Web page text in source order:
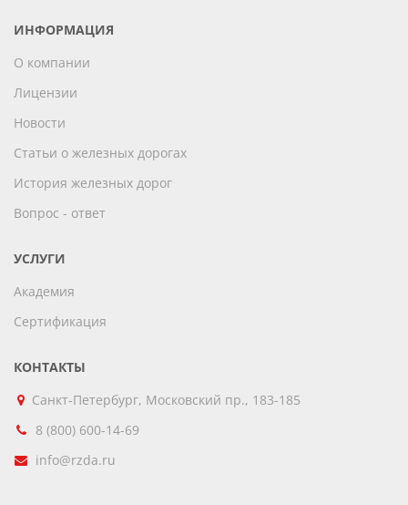
ИНФОРМАЦИЯ
О компании
Лицензии
Новости
Статьи о железных дорогах
История железных дорог
Вопрос - ответ
УСЛУГИ
Академия
Сертификация
КОНТАКТЫ
Санкт-Петербург, Московский пр., 183-185
8 (800) 600-14-69
info@rzda.ru